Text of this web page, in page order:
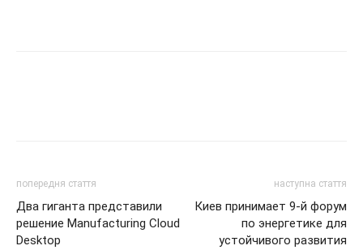
попередня стаття
Два гиганта представили
решение Manufacturing Cloud
Desktop
наступна стаття
Киев принимает 9-й форум
по энергетике для
устойчивого развития